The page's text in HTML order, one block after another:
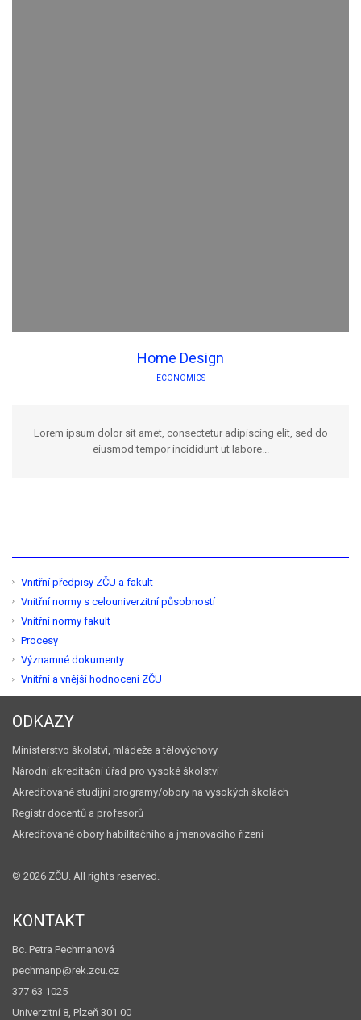
Home Design
ECONOMICS
Lorem ipsum dolor sit amet, consectetur adipiscing elit, sed do
eiusmod tempor incididunt ut labore...
Vnitřní předpisy ZČU a fakult
Vnitřní normy s celouniverzitní působností
Vnitřní normy fakult
Procesy
Významné dokumenty
Vnitřní a vnější hodnocení ZČU
ODKAZY
Ministerstvo školství, mládeže a tělovýchovy
Národní akreditační úřad pro vysoké školství
Akreditované studijní programy/obory na vysokých školách
Registr docentů a profesorů
Akreditované obory habilitačního a jmenovacího řízení
© 2026 ZČU. All rights reserved.
KONTAKT
Bc. Petra Pechmanová
pechmanp@rek.zcu.cz
377 63 1025
Univerzitní 8, Plzeň 301 00